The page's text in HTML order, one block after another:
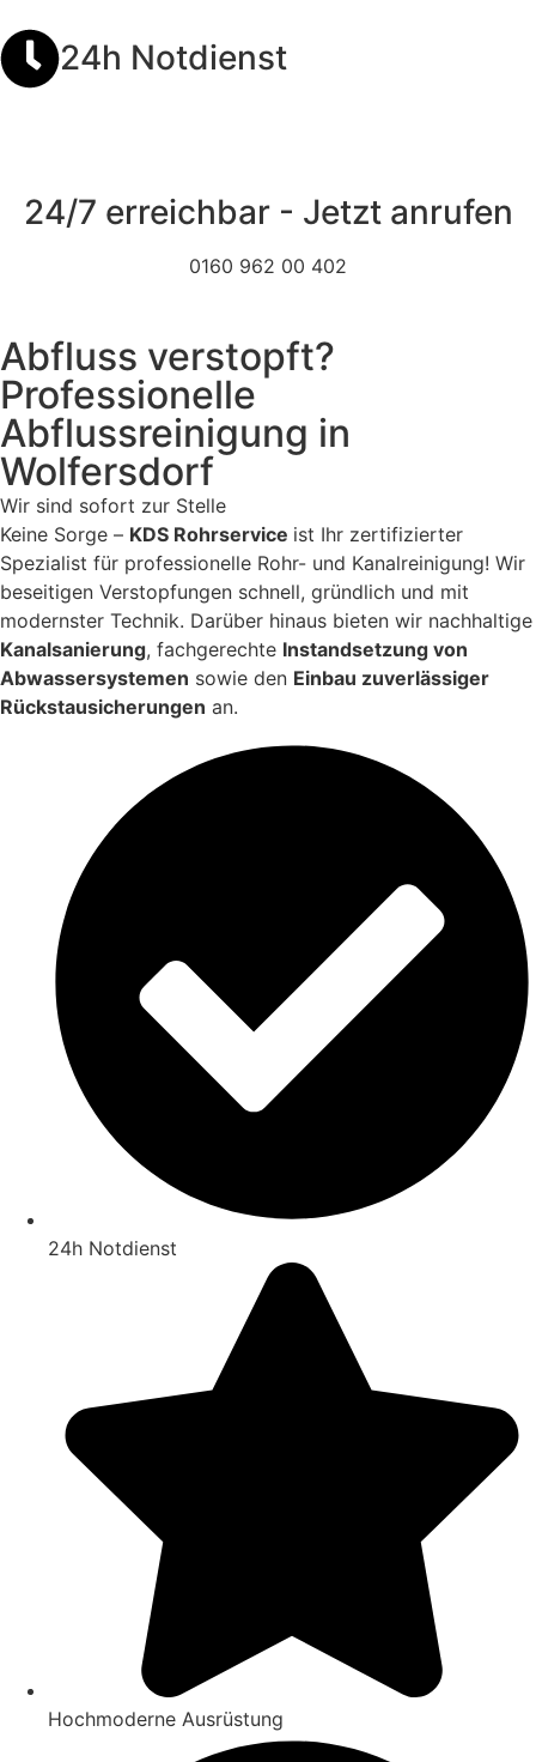
24h Notdienst
24/7 erreichbar - Jetzt anrufen
0160 962 00 402
Abfluss verstopft?
Professionelle
Abflussreinigung in
Wolfersdorf
Wir sind sofort zur Stelle
Keine Sorge – KDS Rohrservice ist Ihr zertifizierter
Spezialist für professionelle Rohr- und Kanalreinigung! Wir
beseitigen Verstopfungen schnell, gründlich und mit
modernster Technik. Darüber hinaus bieten wir nachhaltige
Kanalsanierung, fachgerechte Instandsetzung von
Abwassersystemen sowie den Einbau zuverlässiger
Rückstausicherungen an.
24h Notdienst
Hochmoderne Ausrüstung